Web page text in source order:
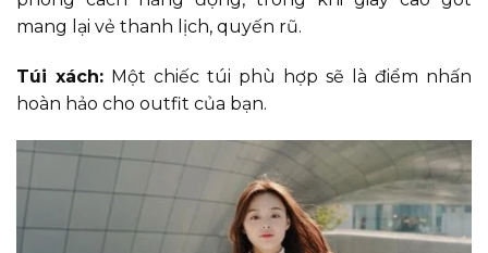
mang lại vẻ thanh lịch, quyến rũ.
Túi xách: Một chiếc túi phù hợp sẽ là điểm nhấn
hoàn hảo cho outfit của bạn.